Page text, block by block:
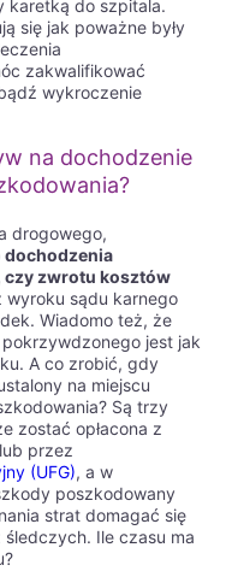
karetką do szpitala.
się jak poważne były
zakwalifikować
wykroczenie
na dochodzenie
drogowego,
dochodzenia
czy zwrotu kosztów
wyroku sądu karnego
Wiadomo też, że
jest jak
A co zrobić, gdy
na miejscu
Są trzy
zostać opłacona z
przez
(UFG), a w
poszkodowany
strat domagać się
Ile czasu ma